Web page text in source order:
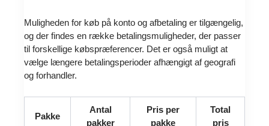
Muligheden for køb på konto og afbetaling er tilgængelig,
og der findes en række betalingsmuligheder, der passer
til forskellige købspræferencer. Det er også muligt at
vælge længere betalingsperioder afhængigt af geografi
og forhandler.
Pakke
Antal
pakker
Pris per
pakke
Total
pris